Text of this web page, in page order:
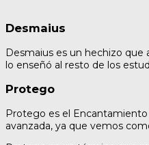
Desmaius
Desmaius es un hechizo
lo enseñó al resto de los
Protego
Protego es el
avanzada, ya que vemos